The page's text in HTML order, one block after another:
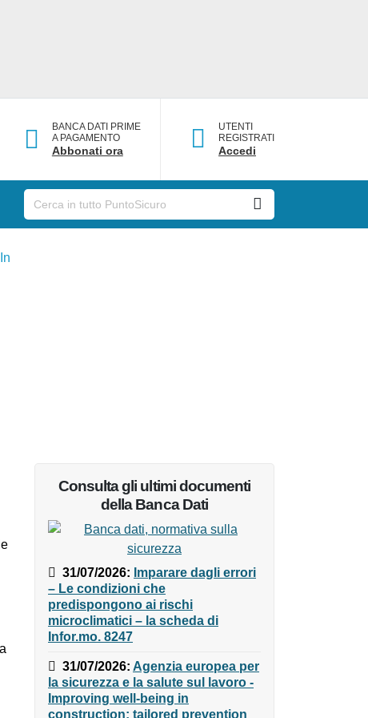
BANCA DATI PRIME
A PAGAMENTO
Abbonati ora
UTENTI
REGISTRATI
Accedi
Consulta gli ultimi documenti
della Banca Dati
31/07/2026:Imparare dagli
errori – Le condizioni che
predispongono ai rischi
microclimatici – la scheda di
Infor.mo. 8247
31/07/2026:Agenzia europea
per la sicurezza e la salute sul
lavoro - Improving well-being in